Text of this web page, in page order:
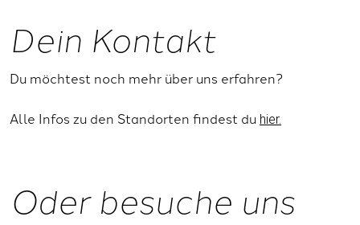
Dein Kontakt
Du möchtest noch mehr über uns erfahren?
Alle Infos zu den Standorten findest du hier.
Oder besuche uns